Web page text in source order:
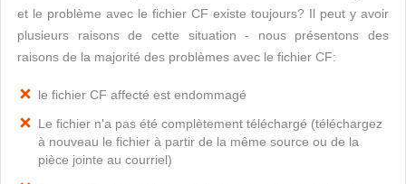
et le problème avec le fichier CF existe toujours? Il peut y avoir
plusieurs raisons de cette situation - nous présentons des
raisons de la majorité des problèmes avec le fichier CF:
le fichier CF affecté est endommagé
Le fichier n'a pas été complètement téléchargé (téléchargez
à nouveau le fichier à partir de la même source ou de la
pièce jointe au courriel)